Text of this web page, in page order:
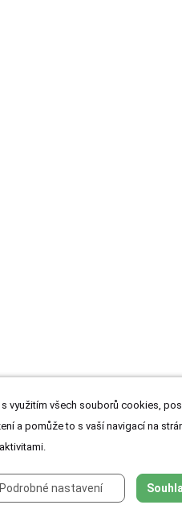
s využitím všech souborů cookies,
a pomůže to s vaší navigací na
Podrobné nastavení